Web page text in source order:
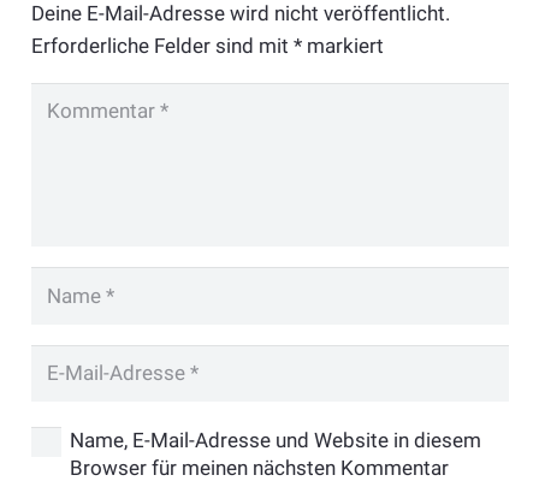
Deine E-Mail-Adresse wird nicht veröffentlicht.
Erforderliche Felder sind mit *markiert
Name, E-Mail-Adresse und Website in diesem
Browser für meinen nächsten Kommentar